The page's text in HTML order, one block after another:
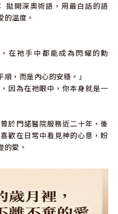
拋開深奧術語，用最白話的語
的溫度。
在祂手中都能成為閃耀的勳
順，而是內心的安穩。」
因為在祂眼中，你本身就是一
於門諾醫院服務近二十年，後
歡在日常中看見神的心意，盼
的愛。